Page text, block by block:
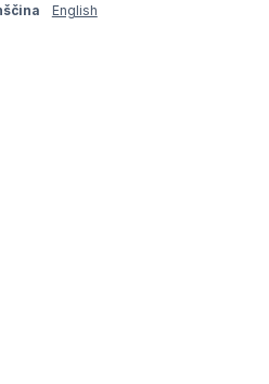
English